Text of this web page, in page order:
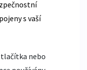
s vaší
nebo